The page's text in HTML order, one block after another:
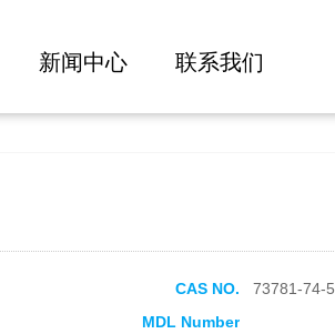
新闻中心 联系我们
CAS NO.
73781-74-5
MDL Number